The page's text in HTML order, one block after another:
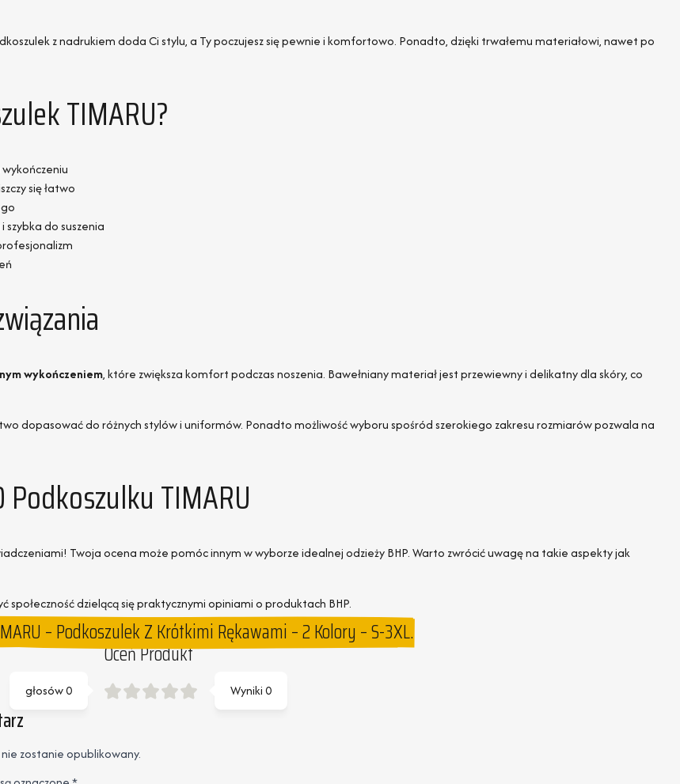
z nadrukiem doda Ci stylu, a Ty poczujesz się pewnie i komfortowo. Ponadto, dzięki trwałemu materiałowi, nawet po
TIMARU?
się łatwo
do suszenia
wykończeniem, które zwiększa komfort podczas noszenia. Bawełniany materiał jest przewiewny i delikatny dla skóry, co
dopasować do różnych stylów i uniformów. Ponadto możliwość wyboru spośród szerokiego zakresu rozmiarów pozwala na
Podkoszulku TIMARU
Twoja ocena może pomóc innym w wyborze idealnej odzieży BHP. Warto zwrócić uwagę na takie aspekty jak
dzielącą się praktycznymi opiniami o produktach BHP.
– Podkoszulek Z Krótkimi Rękawami – 2 Kolory – S-3XL.
Oceń Produkt
Wyniki0
głosów0
zostanie opublikowany.